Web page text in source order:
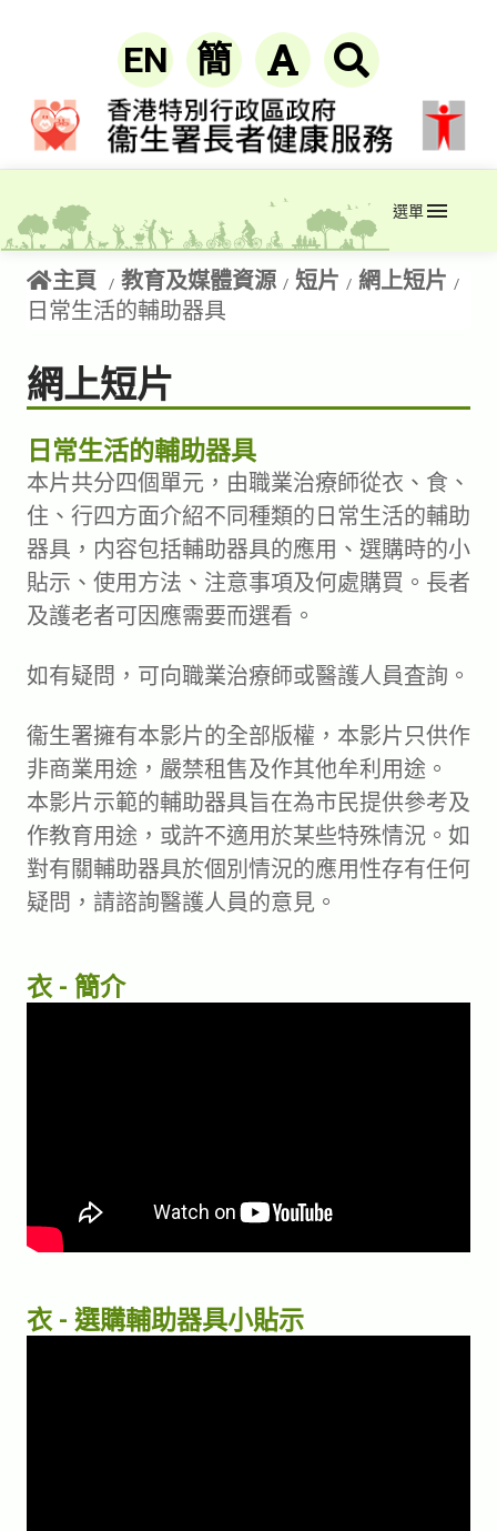
EN 簡
選單
主頁 教育及媒體資源 短片
網上短片
日常生活的輔助器具
網上短片
日常生活的輔助器具
本片共分四個單元，由職業治療師從衣、食、
住、行四方面介紹不同種類的日常生活的輔助
器具，内容包括輔助器具的應用、選購時的小
貼示、使用方法、注意事項及何處購買。長者
及護老者可因應需要而選看。
如有疑問，可向職業治療師或醫護人員査詢。
衞生署擁有本影片的全部版權，本影片只供作
非商業用途，嚴禁租售及作其他牟利用途。
本影片示範的輔助器具旨在為市民提供參考及
作教育用途，或許不適用於某些特殊情況。如
對有關輔助器具於個別情況的應用性存有任何
疑問，請諮詢醫護人員的意見。
衣 - 簡介
衣 - 選購輔助器具小貼示